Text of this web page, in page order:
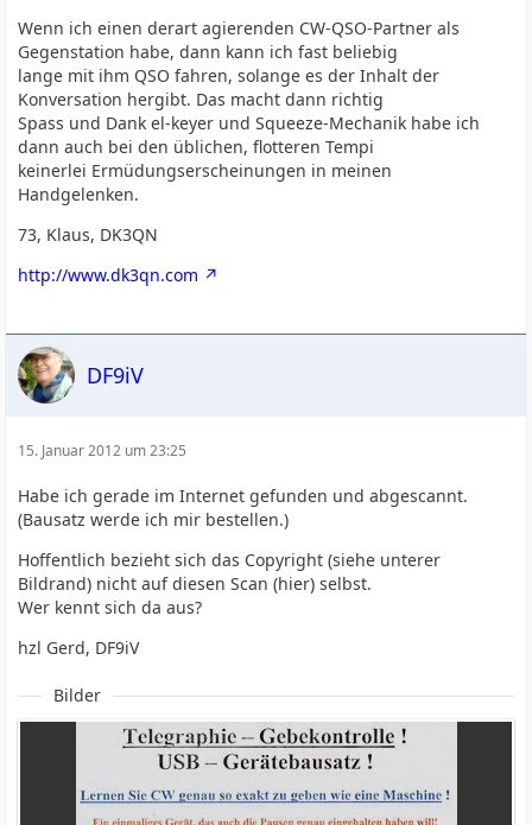
Wenn ich einen derart agierenden CW-QSO-Partner als
Gegenstation habe, dann kann ich fast beliebig
lange mit ihm QSO fahren, solange es der Inhalt der
Konversation hergibt. Das macht dann richtig
Spass und Dank el-keyer und Squeeze-Mechanik habe ich
dann auch bei den üblichen, flotteren Tempi
keinerlei Ermüdungserscheinungen in meinen
Handgelenken.
73, Klaus, DK3QN
http://www.dk3qn.com
DF9iV
15. Januar 2012 um 23:25
Habe ich gerade im Internet gefunden und abgescannt.
(Bausatz werde ich mir bestellen.)
Hoffentlich bezieht sich das Copyright (siehe unterer
Bildrand) nicht auf diesen Scan (hier) selbst.
Wer kennt sich da aus?
hzl Gerd, DF9iV
Bilder